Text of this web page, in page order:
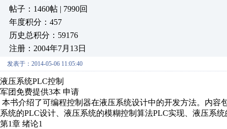
帖子：1460帖 | 7990回
年度积分：457
历史总积分：59176
注册：2004年7月13日
发表于：2014-05-06 11:05:40
液压系统PLC控制
军团免费提供3本 申请
本书介绍了可编程控制器在液压系统设计中的开发方法。内
系统的PLC设计、液压系统的模糊控制算法PLC实现、液压系
第1章 绪论1